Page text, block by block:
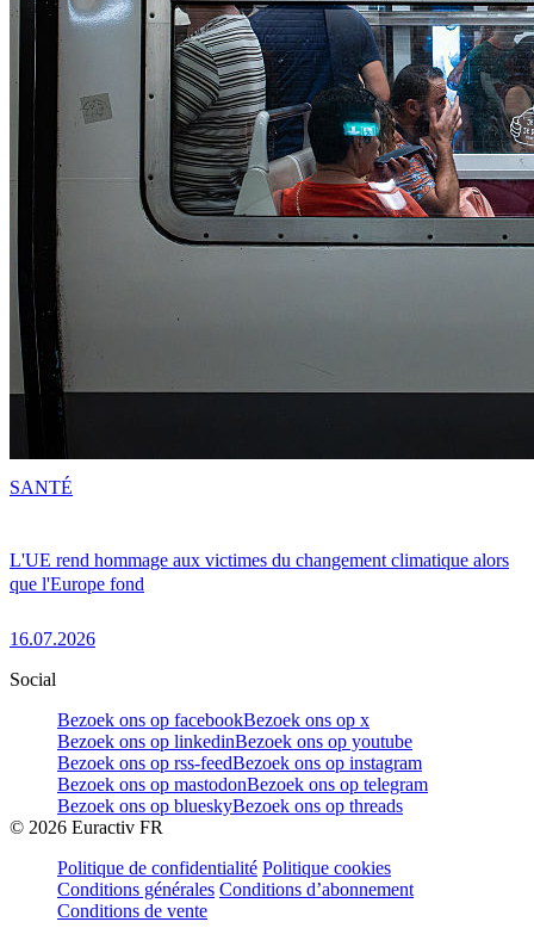
L'UE rend hommage aux victimes du changement climatique alors
que l'Europe fond
16.07.2026
SANTÉ
Social
Bezoek ons op facebookBezoek ons op x
Bezoek ons op linkedinBezoek ons op youtube
Bezoek ons op rss-feedBezoek ons op instagram
Bezoek ons op mastodonBezoek ons op telegram
Bezoek ons op blueskyBezoek ons op threads
© 2026 Euractiv FR
Politique de confidentialité Politique cookies
Conditions générales Conditions d’abonnement
Conditions de vente